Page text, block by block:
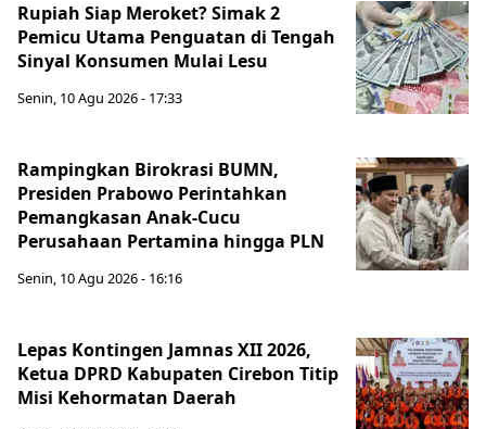
Rupiah Siap Meroket? Simak 2
Pemicu Utama Penguatan di Tengah
Sinyal Konsumen Mulai Lesu
Senin, 10 Agu 2026 - 17:33
Rampingkan Birokrasi BUMN,
Presiden Prabowo Perintahkan
Pemangkasan Anak-Cucu
Perusahaan Pertamina hingga PLN
Senin, 10 Agu 2026 - 16:16
Lepas Kontingen Jamnas XII 2026,
Ketua DPRD Kabupaten Cirebon Titip
Misi Kehormatan Daerah